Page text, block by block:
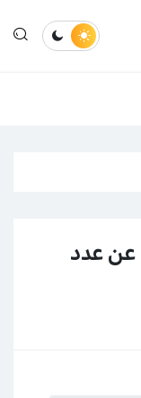
عن عدد